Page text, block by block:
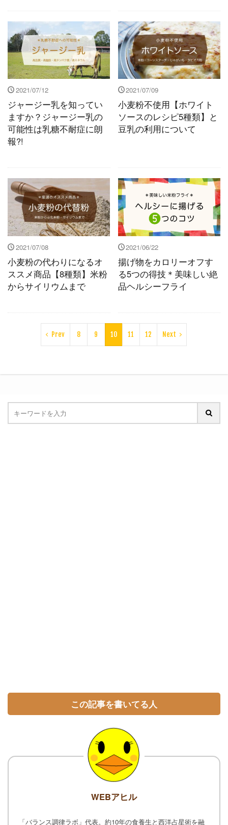
2021/07/12
ジャージー乳を知ってい
ますか？ジャージー乳の
可能性は乳糖不耐症に朗
報?!
2021/07/09
小麦粉不使用【ホワイト
ソースのレシピ5種類】と
豆乳の利用について
2021/07/08
小麦粉の代わりになるオ
ススメ商品【8種類】米粉
からサイリウムまで
2021/06/22
揚げ物をカロリーオフす
る5つの得技＊美味しい絶
品ヘルシーフライ
Prev 8 9 10 11 12 Next
この記事を書いてる人
WEBアヒル
「バランス調律ラボ」代表。約10年の食養生と西洋占星術を融